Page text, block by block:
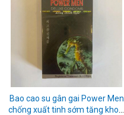
Bao cao su gân gai Power Men
chống xuất tinh sớm tăng khoái